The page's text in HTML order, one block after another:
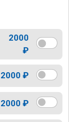
2000
₽
2000 ₽
2000 ₽